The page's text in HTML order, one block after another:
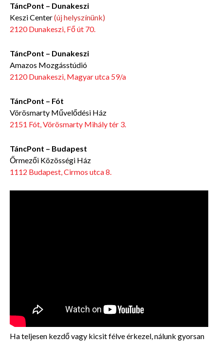
TáncPont – Dunakeszi
Keszi Center(új helyszínünk)
2120 Dunakeszi, Fő út 70.
TáncPont – Dunakeszi
Amazos Mozgásstúdió
2120 Dunakeszi, Magyar utca 59/a
TáncPont – Fót
Vörösmarty Művelődési Ház
2151 Fót, Vörösmarty Mihály tér 3.
TáncPont – Budapest
Őrmezői Közösségi Ház
1112 Budapest, Cirmos utca 8.
Ha teljesen kezdő vagy kicsit félve érkezel, nálunk gyorsan